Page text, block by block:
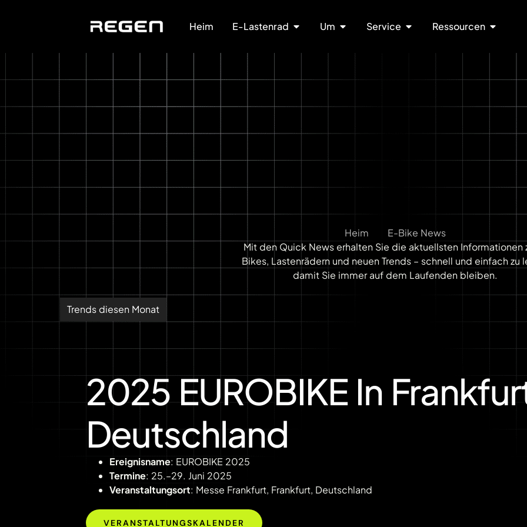
Heim E-Lastenrad Um Service Ressourcen
Heim
E-Bike News
Mit den Quick News erhalten Sie die aktuellsten Informationen
Bikes, Lastenrädern und neuen Trends – schnell und einfach zu
damit Sie immer auf dem Laufenden bleiben.
Trends diesen Monat
2025 EUROBIKE In
Deutschland
Ereignisname: EUROBIKE 2025
Termine: 25.–29. Juni 2025
Veranstaltungsort: Messe Frankfurt, Frankfurt, Deutschland
VERANSTALTUNGSKALENDER